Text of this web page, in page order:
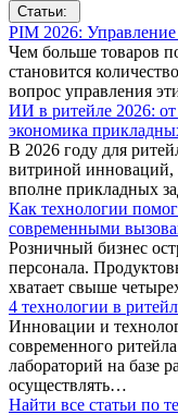
Статьи:
PIM 2026:
Чем больше товаров
становится
вопрос управления
ИИ в ритейле 2026:
экономика
В 2026 году для
витриной инноваций,
вполне прикладных
Как технологии
современными
Розничный бизнес
персонала.
хватает свыше
4 технологии в
Инновации и
современного
лабораторий на базе
осуществлять…
Найти все статьи по